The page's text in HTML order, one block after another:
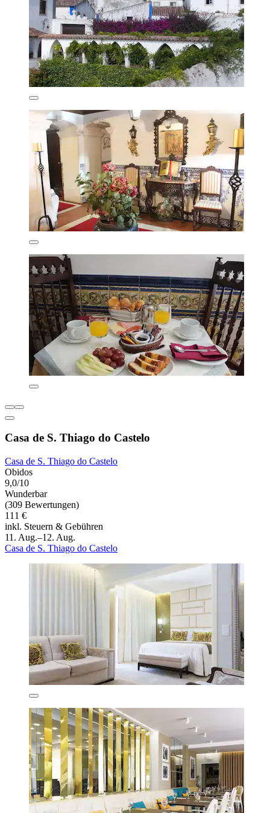
Casa de S. Thiago do Castelo
Casa de S. Thiago do Castelo
Obidos
9,0/10
Wunderbar
(309 Bewertungen)
111 €
inkl. Steuern & Gebühren
11. Aug.–12. Aug.
Casa de S. Thiago do Castelo